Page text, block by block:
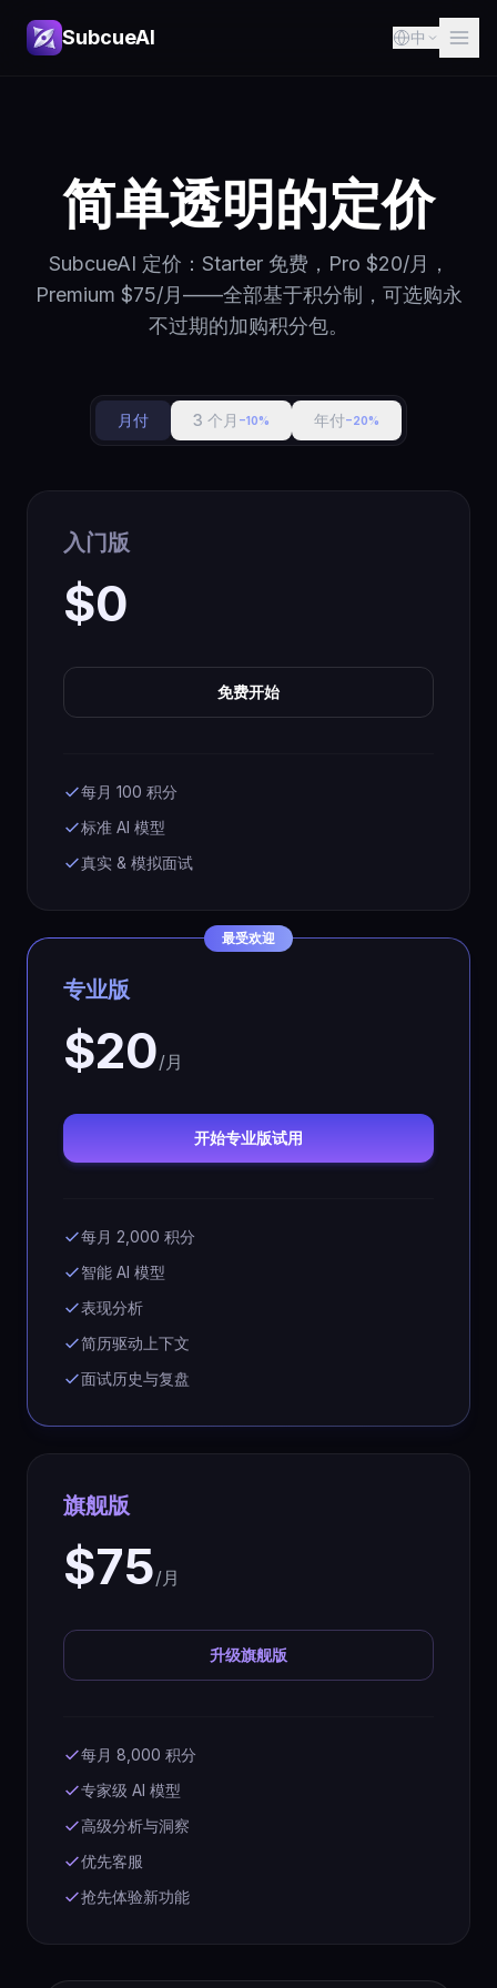
SubcueAI 中
简单透明的定价
SubcueAI 定价：Starter 免费，Pro $20/月，
Premium $75/月——全部基于积分制，可选购永
不过期的加购积分包。
月付 3 个月 −10% 年付−20%
入门版
$0
免费开始
每月 100 积分
标准 AI 模型
真实 & 模拟面试
最受欢迎
专业版
$20/月
开始专业版试用
每月 2,000 积分
智能 AI 模型
表现分析
简历驱动上下文
面试历史与复盘
旗舰版
$75/月
升级旗舰版
每月 8,000 积分
专家级 AI 模型
高级分析与洞察
优先客服
抢先体验新功能